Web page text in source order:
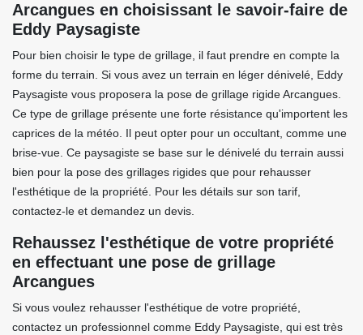
Arcangues en choisissant le savoir-faire de
Eddy Paysagiste
Pour bien choisir le type de grillage, il faut prendre en compte la
forme du terrain. Si vous avez un terrain en léger dénivelé, Eddy
Paysagiste vous proposera la pose de grillage rigide Arcangues.
Ce type de grillage présente une forte résistance qu'importent les
caprices de la météo. Il peut opter pour un occultant, comme une
brise-vue. Ce paysagiste se base sur le dénivelé du terrain aussi
bien pour la pose des grillages rigides que pour rehausser
l'esthétique de la propriété. Pour les détails sur son tarif,
contactez-le et demandez un devis.
Rehaussez l'esthétique de votre propriété
en effectuant une pose de grillage
Arcangues
Si vous voulez rehausser l'esthétique de votre propriété,
contactez un professionnel comme Eddy Paysagiste, qui est très